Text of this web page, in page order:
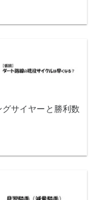
サイヤーと勝利数